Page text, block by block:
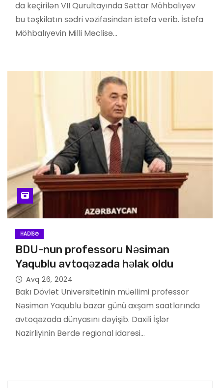
da keçirilən VII Qurultayında Səttar Möhbalıyev
bu təşkilatın sədri vəzifəsindən istefa verib. İstefa
Möhbalıyevin Milli Məclisə…
HADISƏ
BDU-nun professoru Nəsiman
Yaqublu avtoqəzada həlak oldu
Avq 26, 2024
Bakı Dövlət Universitetinin müəllimi professor
Nəsiman Yaqublu bazar günü axşam saatlarında
avtoqəzada dünyasını dəyişib. Daxili İşlər
Nazirliyinin Bərdə regional idarəsi…